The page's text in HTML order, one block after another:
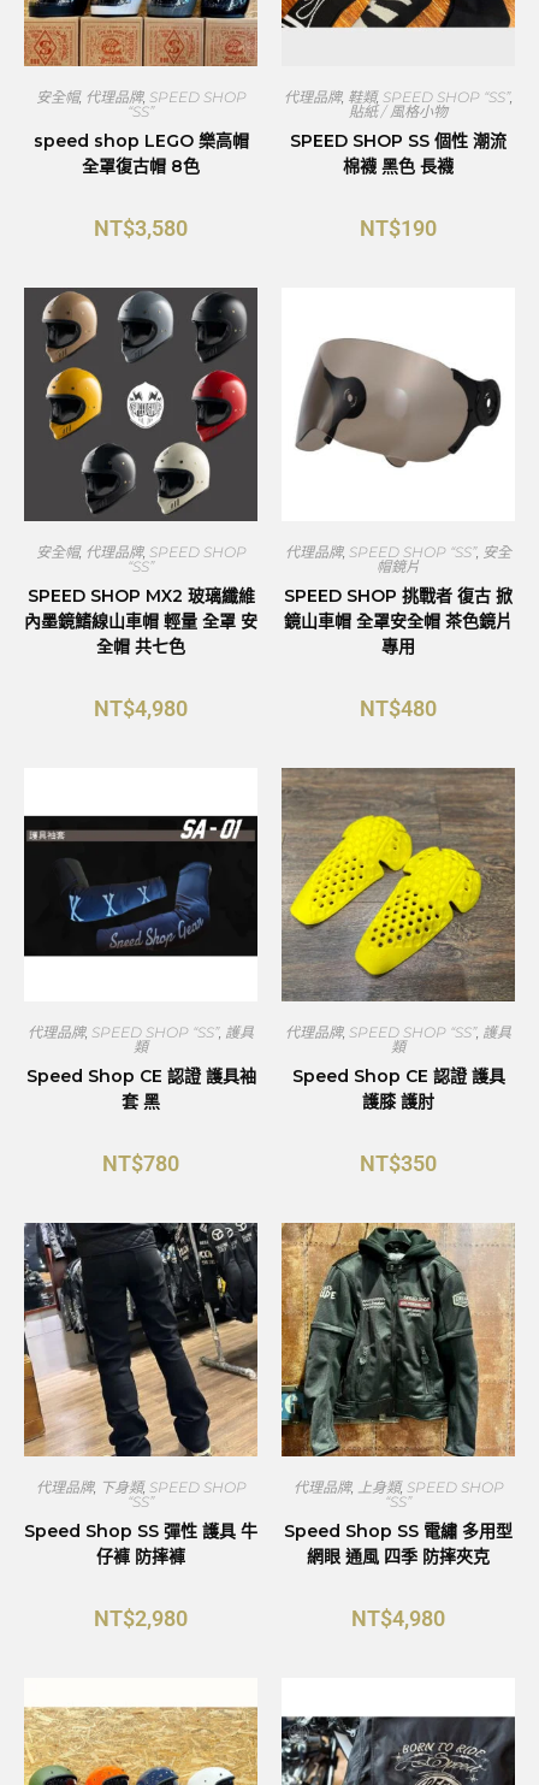
安全帽, 代理品牌, SPEED SHOP
“SS”
speed shop LEGO 樂高帽
全罩復古帽 8色
NT$3,580
代理品牌, 鞋類, SPEED SHOP “SS”,
貼紙 / 風格小物
SPEED SHOP SS 個性 潮流
棉襪 黑色 長襪
NT$190
安全帽, 代理品牌, SPEED SHOP
“SS”
SPEED SHOP MX2 玻璃纖維
內墨鏡鰭線山車帽 輕量 全罩 安
全帽 共七色
NT$4,980
代理品牌, SPEED SHOP “SS”, 安全
帽鏡片
SPEED SHOP 挑戰者 復古 掀
鏡山車帽 全罩安全帽 茶色鏡片
專用
NT$480
代理品牌, SPEED SHOP “SS”, 護具
類
Speed Shop CE 認證 護具袖
套 黑
NT$780
代理品牌, SPEED SHOP “SS”, 護具
類
Speed Shop CE 認證 護具
護膝 護肘
NT$350
代理品牌, 下身類, SPEED SHOP
“SS”
Speed Shop SS 彈性 護具 牛
仔褲 防摔褲
NT$2,980
代理品牌, 上身類, SPEED SHOP
“SS”
Speed Shop SS 電繡 多用型
網眼 通風 四季 防摔夾克
NT$4,980